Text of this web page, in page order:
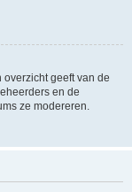
geeft van de
en de
ze modereren.